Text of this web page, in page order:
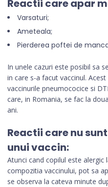
Reactii care apar
Varsaturi;
Ameteala;
Pierderea poftei de
In unele cazuri este posibil sa
in care s-a facut vaccinul.
vaccinurile pneumococice si
care, in Romania, se fac la
ani.
Reactii care nu
unui vaccin:
Atunci cand copilul este
compozitia vaccinului, pot sa
se observa la cateva minute